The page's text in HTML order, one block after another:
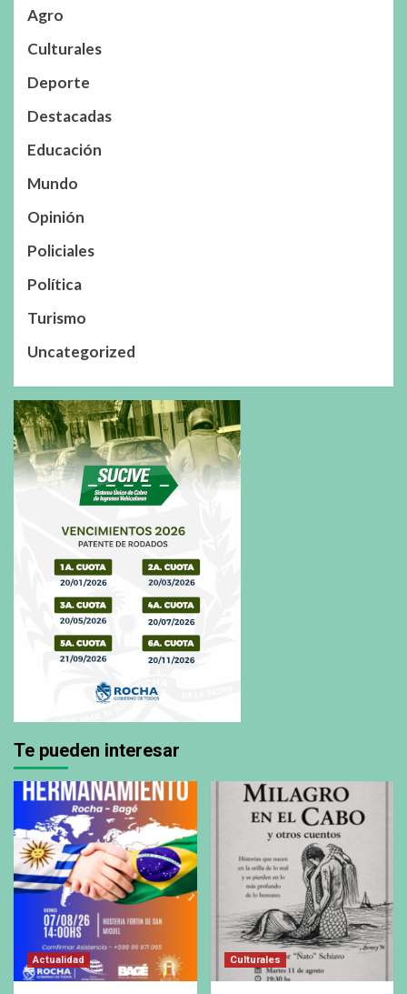
Agro
Culturales
Deporte
Destacadas
Educación
Mundo
Opinión
Policiales
Política
Turismo
Uncategorized
Te pueden interesar
Actualidad Culturales